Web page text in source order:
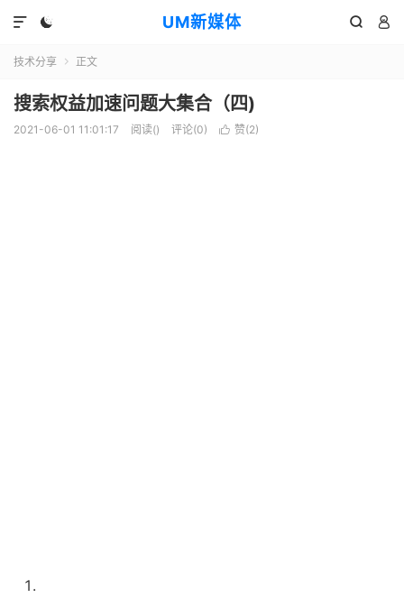
UM新媒体
  

技术分享  正文
搜索权益加速问题大集合（四)
2021-06-01 11:01:17 阅读() 评论(0)  赞(2)